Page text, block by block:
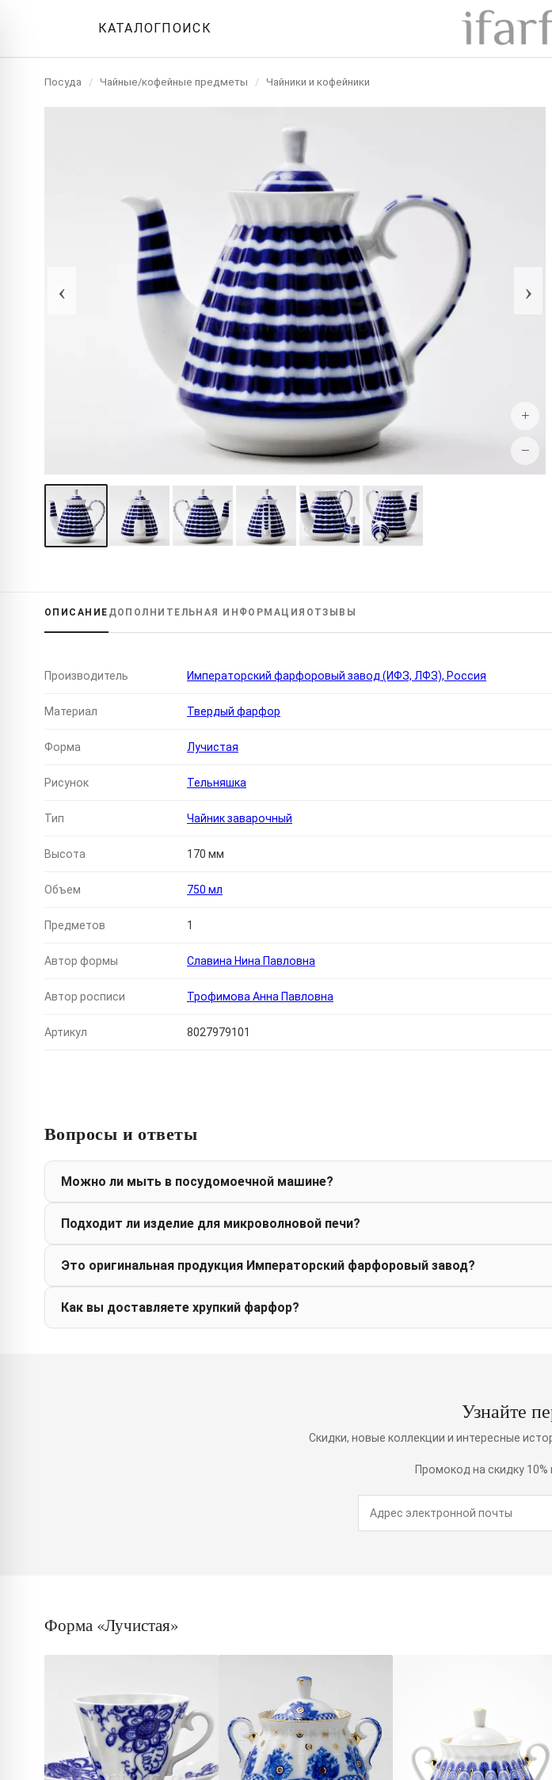
КАТАЛОГПОИСК
Посуда / Чайные/кофейные предметы / Чайники и кофейники
‹ ›
+
−
ОПИСАНИЕ ДОПОЛНИТЕЛЬНАЯ ИНФОРМАЦИЯ ОТЗЫВЫ
Производитель Императорский фарфоровый завод (ИФЗ, ЛФЗ), Россия
Материал Твердый фарфор
Форма Лучистая
Рисунок Тельняшка
Тип Чайник заварочный
Высота 170 мм
Объем 750 мл
Предметов 1
Автор формы Славина Нина Павловна
Автор росписи Трофимова Анна Павловна
Артикул 8027979101
Вопросы и ответы
Можно ли мыть в посудомоечной машине?
Подходит ли изделие для микроволновой печи?
Это оригинальная продукция Императорский фарфоровый завод?
Как вы доставляете хрупкий фарфор?
Узнайте
Скидки, новые коллекции и интересные
Промокод на скидку 10%
Форма «Лучистая»